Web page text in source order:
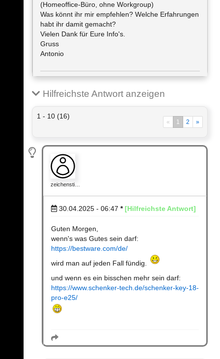
(Homeoffice-Büro, ohne Workgroup)
Was könnt ihr mir empfehlen? Welche Erfahrungen
habt ihr damit gemacht?
Vielen Dank für Eure Info's.
Gruss
Antonio
Hilfreichste Antwort anzeigen
1 - 10 (16)
« 1 2 »
zeichensti…
30.04.2025 - 06:47 * [Hilfreichste Antwort]
Guten Morgen,
wenn's was Gutes sein darf:
https://bestware.com/de/
wird man auf jeden Fall fündig.
und wenn es ein bisschen mehr sein darf:
https://www.schenker-tech.de/schenker-key-18-
pro-e25/